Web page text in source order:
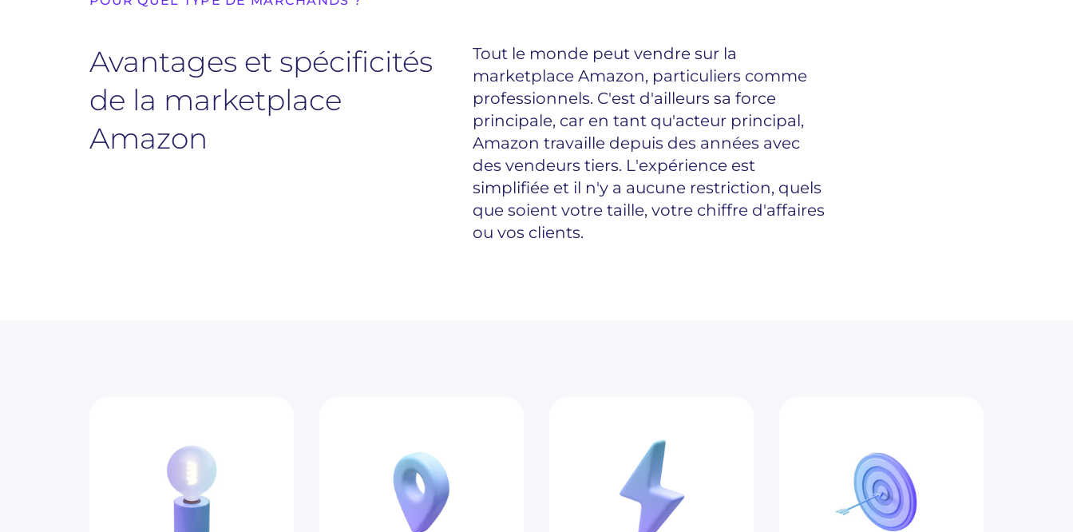
Avantages et spécificités
de la marketplace
Amazon
Tout le monde peut vendre sur la
marketplace Amazon, particuliers comme
professionnels. C'est d'ailleurs sa force
principale, car en tant qu'acteur principal,
Amazon travaille depuis des années avec
des vendeurs tiers. L'expérience est
simplifiée et il n'y a aucune restriction, quels
que soient votre taille, votre chiffre d'affaires
ou vos clients.